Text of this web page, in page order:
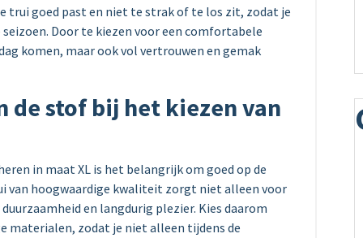
trui goed past en niet te strak of te los zit, zodat je
Door te kiezen voor een comfortabele
komen, maar ook vol vertrouwen en gemak
stof bij het kiezen van
in maat XL is het belangrijk om goed op de
hoogwaardige kwaliteit zorgt niet alleen voor
en langdurig plezier. Kies daarom
materialen, zodat je niet alleen tijdens de